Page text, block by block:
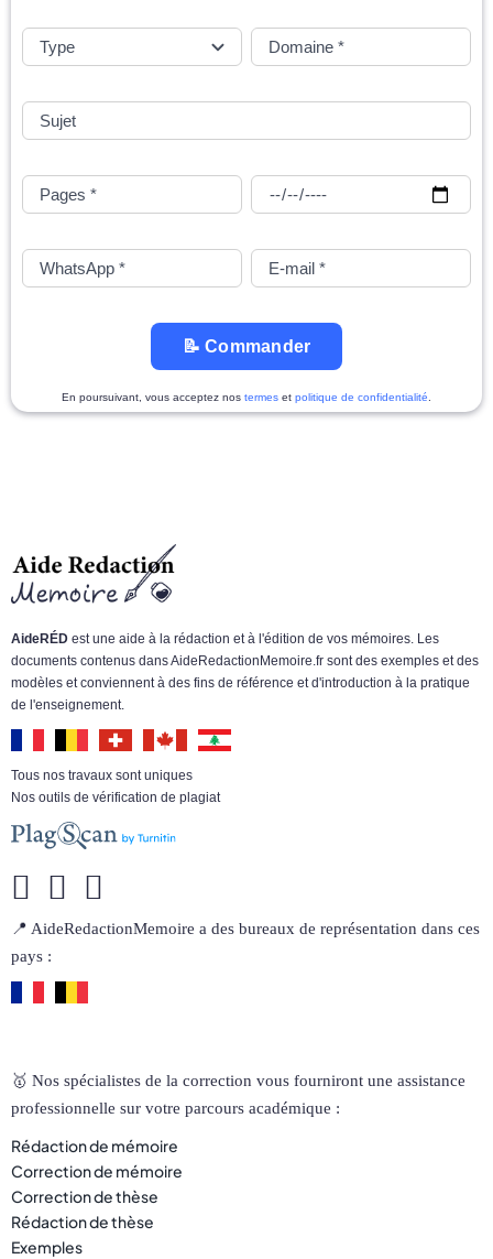
📝 Commander
En poursuivant, vous acceptez nos termes et politique de confidentialité
AideRÉD est une aide à la rédaction et à l'édition de vos mémoires. Les
documents contenus dans AideRedactionMemoire.fr sont des exemples et des
modèles et conviennent à des fins de référence et d'introduction à la pratique
de l'enseignement.
Tous nos travaux sont uniques
Nos outils de vérification de plagiat
📍 AideRedactionMemoire a des bureaux de représentation dans ces
pays :
🥇 Nos spécialistes de la correction vous fourniront une assistance
professionnelle sur votre parcours académique :
Rédaction de mémoire
Correction de mémoire
Correction de thèse
Rédaction de thèse
Exemples